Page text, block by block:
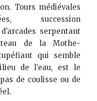
Tours médiévales
succession
serpentant
de la Mothe-
qui semble
de l’eau, est le
de coulisse ou de